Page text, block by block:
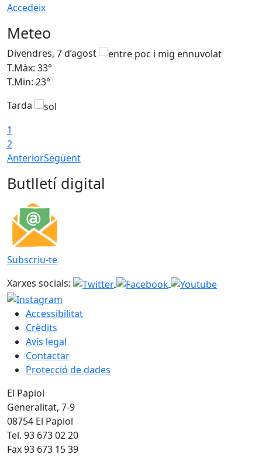
Accedeix
Meteo
Divendres, 7 d’agost
T.Màx: 33°
T.Min: 23°
Tarda
1
2
AnteriorSegüent
Butlletí digital
Subscriu-te
Xarxes socials:
Accessibilitat
Crèdits
Avís legal
Contactar
Protecció de dades
El Papiol
Generalitat, 7-9
08754 El Papiol
Tel. 93 673 02 20
Fax 93 673 15 39